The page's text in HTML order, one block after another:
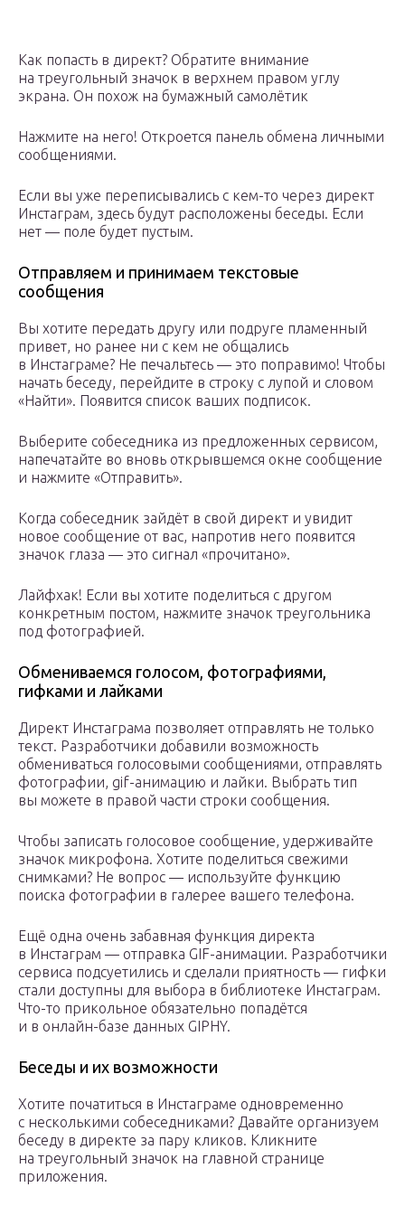
Как попасть в директ? Обратите внимание
на треугольный значок в верхнем правом углу
экрана. Он похож на бумажный самолётик
Нажмите на него! Откроется панель обмена личными
сообщениями.
Если вы уже переписывались с кем-то через директ
Инстаграм, здесь будут расположены беседы. Если
нет — поле будет пустым.
Отправляем и принимаем текстовые
сообщения
Вы хотите передать другу или подруге пламенный
привет, но ранее ни с кем не общались
в Инстаграме? Не печальтесь — это поправимо! Чтобы
начать беседу, перейдите в строку с лупой и словом
«Найти». Появится список ваших подписок.
Выберите собеседника из предложенных сервисом,
напечатайте во вновь открывшемся окне сообщение
и нажмите «Отправить».
Когда собеседник зайдёт в свой директ и увидит
новое сообщение от вас, напротив него появится
значок глаза — это сигнал «прочитано».
Лайфхак! Если вы хотите поделиться с другом
конкретным постом, нажмите значок треугольника
под фотографией.
Обмениваемся голосом, фотографиями,
гифками и лайками
Директ Инстаграма позволяет отправлять не только
текст. Разработчики добавили возможность
обмениваться голосовыми сообщениями, отправлять
фотографии, gif-анимацию и лайки. Выбрать тип
вы можете в правой части строки сообщения.
Чтобы записать голосовое сообщение, удерживайте
значок микрофона. Хотите поделиться свежими
снимками? Не вопрос — используйте функцию
поиска фотографии в галерее вашего телефона.
Ещё одна очень забавная функция директа
в Инстаграм — отправка GIF-анимации. Разработчики
сервиса подсуетились и сделали приятность — гифки
стали доступны для выбора в библиотеке Инстаграм.
Что-то прикольное обязательно попадётся
и в онлайн-базе данных GIPHY.
Беседы и их возможности
Хотите початиться в Инстаграме одновременно
с несколькими собеседниками? Давайте организуем
беседу в директе за пару кликов. Кликните
на треугольный значок на главной странице
приложения.